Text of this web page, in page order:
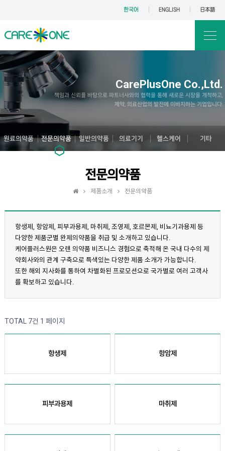
한국어 ENGLISH 日本語
CarePlusOne Co.,Ltd.
책임과 신뢰를 바탕으로 파트너사와의 협력을 통해 새로운 시장을 개척하고,
제약, 의료산업의 발전에 이바지하는 기업입니다.
원료의약품 전문의약품 일반의약품 의료기기 헬스케어 기타
전문의약품
제품소개 전문의약품
항생제, 항암제, 피부과용제, 마취제, 조영제, 호르몬제, 비뇨기과용제 등
다양한 제품군별 완제의약품을 취급 및 소개하고 있습니다.
케어플러스원은 오랜 의약품 비즈니스 경험으로 축적해 온 국내 다수의 제
약회사와의 관계 구축으로 특색있는 다양한 제품 소개가 가능합니다.
또한 해외 지사화를 통하여 차별화된 프로모션으로 국가별로 여러 고객사
를 확보하고 있습니다.
TOTAL 7건 1 페이지
항생제 항암제
피부과용제 마취제